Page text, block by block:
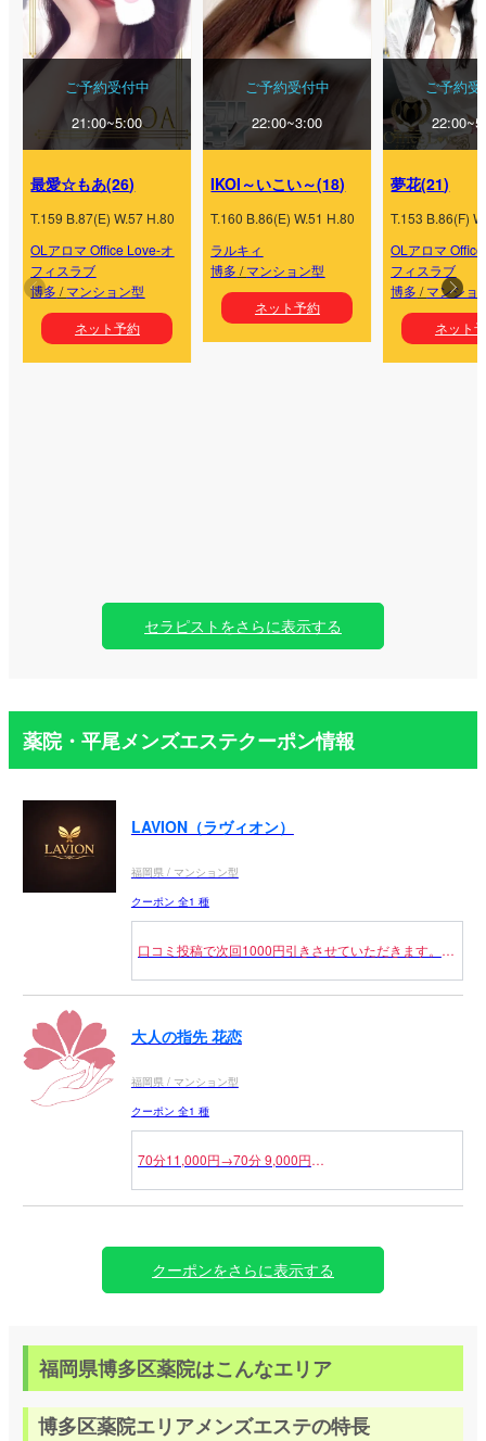
ご予約受付中
21:00~5:00
最愛☆もあ(26)
T.159 B.87(E) W.57 H.80
OLアロマ Office Love-オ
フィスラブ
博多 /マンション型
ネット予約
ご予約受付中
22:00~3:00
IKOI～いこい～(18)
T.160 B.86(E) W.51 H.80
ラルキィ
博多 /マンション型
ネット予約
ご予約受
夢花(21)
T.153 B.86(F)
OLアロマ
フィスラブ
博多 /マンショ
ネット
セラピストをさらに表示する
薬院・平尾メンズエステクーポン情報
LAVION（ラヴィオン）
福岡県 / マンション型
クーポン 全1 種
口コミ投稿で次回1000円引きさせていただきます。
大人の指先 花恋
福岡県 / マンション型
クーポン 全1 種
70分11,000円→70分 9,000円
クーポンをさらに表示する
福岡県博多区薬院はこんなエリア
博多区薬院エリアメンズエステの特長